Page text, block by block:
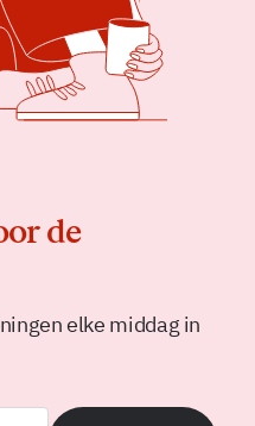
de
elke middag in